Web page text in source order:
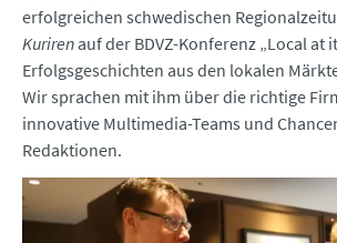
erfolgreichen schwedischen
Kuriren auf der BDVZ-Konferenz „Local at
Erfolgsgeschichten aus den lokalen
Wir sprachen mit ihm über die richtige
innovative Multimedia-Teams und
Redaktionen.